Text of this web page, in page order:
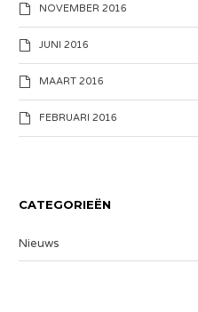
NOVEMBER 2016
JUNI 2016
MAART 2016
FEBRUARI 2016
CATEGORIEËN
Nieuws